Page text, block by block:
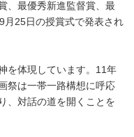
、最優秀新進監督賞、最
月25日の授賞式で発表され
を体現しています。11年
祭は一帯一路構想に呼応
、対話の道を開くことを